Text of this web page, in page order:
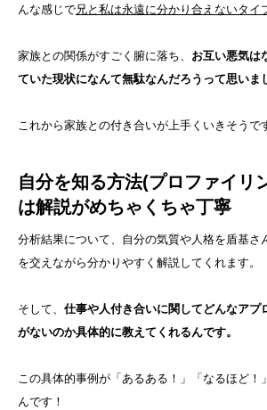
んな感じで兄と私は永遠に分かり合えないタイ
家族との関係がすごく腑に落ち、 お互い悪気は
ていた現状になんて無駄なんだろうって思いま
これから家族との付き合いが上手くいきそうで
自分を知る方法(プロファイリ
は解説がめちゃくちゃ丁寧
分析結果について、自分の気質や人格を盾基さ
を交えながら分かりやすく解説してくれます。
そして、 仕事や人付き合いに関してどんなアプ
がないのか具体的に教えてくれるんです。
この具体的事例が「あるある！」「なるほど！
んです！